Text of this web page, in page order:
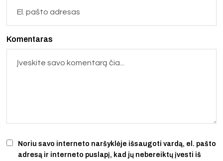
Noriu savo interneto naršyklėje išsaugoti vardą, el. pašto
adresą ir interneto puslapį, kad jų nebereiktų įvesti iš
Komentaras